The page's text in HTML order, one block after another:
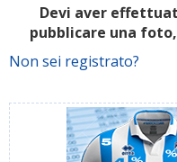
Devi aver
pubblicare una foto,
Non sei registrato?